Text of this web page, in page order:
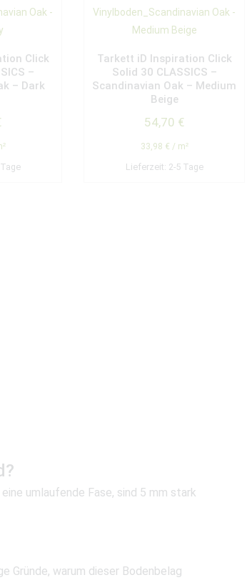
Click
–
– Dark
Tarkett iD Inspiration Click
Solid 30 CLASSICS –
Scandinavian Oak – Medium
Beige
54,70 €
33,98 € / m²
Lieferzeit: 2-5 Tage
umlaufende Fase, sind 5 mm stark
Gründe, warum dieser Bodenbelag